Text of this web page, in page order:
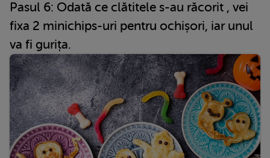
Pasul 6: Odată ce clătitele s-au răcorit , vei
fixa 2 minichips-uri pentru ochișori, iar unul
va fi gurița.